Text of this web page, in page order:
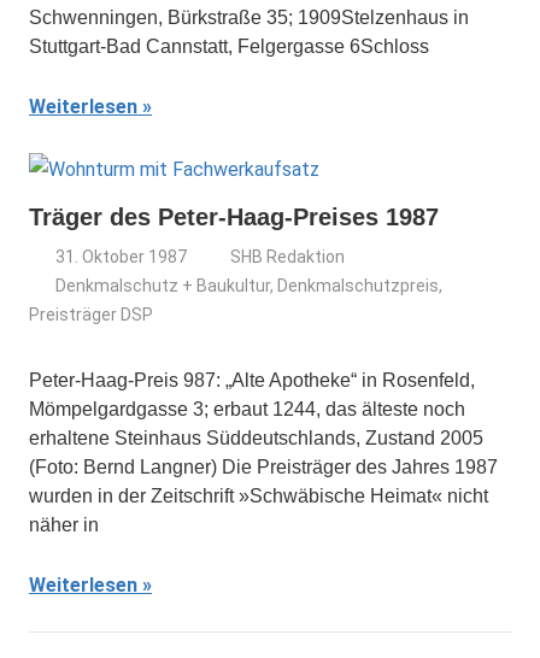
Schwenningen, Bürkstraße 35; 1909Stelzenhaus in
Stuttgart-Bad Cannstatt, Felgergasse 6Schloss
Weiterlesen
Träger des Peter-Haag-Preises 1987
31. Oktober 1987
SHB Redaktion
Denkmalschutz + Baukultur, Denkmalschutzpreis,
Preisträger DSP
Peter-Haag-Preis 987: „Alte Apotheke“ in Rosenfeld,
Mömpelgardgasse 3; erbaut 1244, das älteste noch
erhaltene Steinhaus Süddeutschlands, Zustand 2005
(Foto: Bernd Langner) Die Preisträger des Jahres 1987
wurden in der Zeitschrift »Schwäbische Heimat« nicht
näher in
Weiterlesen